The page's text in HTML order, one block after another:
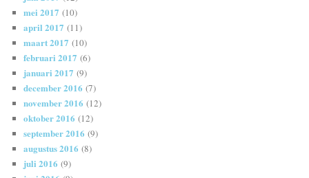
mei 2017 (10)
april 2017 (11)
maart 2017 (10)
februari 2017 (6)
januari 2017 (9)
december 2016 (7)
november 2016 (12)
oktober 2016 (12)
september 2016 (9)
augustus 2016 (8)
juli 2016 (9)